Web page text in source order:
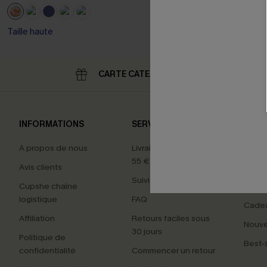
Taille haute
CARTE CATEAU
INFORMATIONS
À propos de nous
Avis clients
Cupshe chaîne
logistique
Affiliation
Politique de
confidentialité
SERVICES
Livraison offerte dès
55 €
Suivi de commande
FAQ
Retours faciles sous
30 jours
Commencer un retour
Best-